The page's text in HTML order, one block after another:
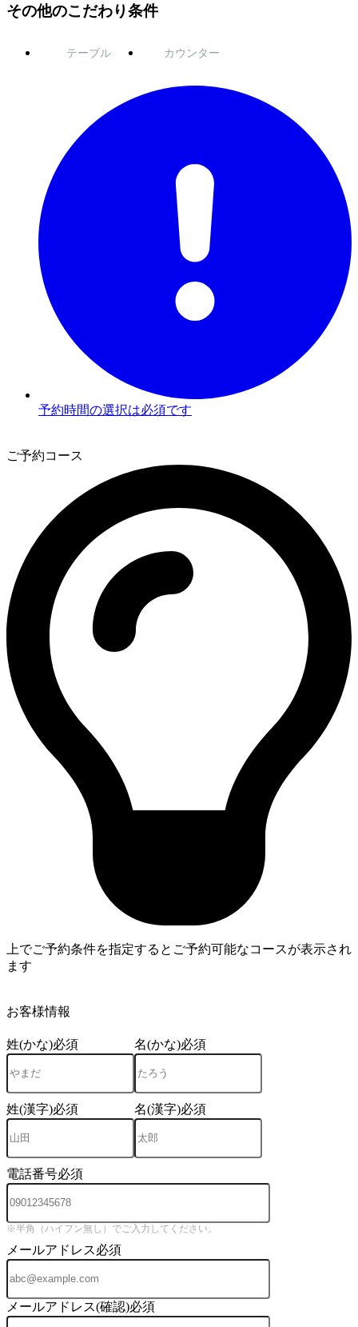
その他のこだわり条件
テーブル カウンター
予約時間の選択は必須です
ご予約コース
上でご予約条件を指定するとご予約可能なコースが表示され
ます
お客様情報
姓(かな)必須 名(かな)必須
姓(漢字)必須 名(漢字)必須
電話番号必須
※半角（ハイフン無し）でご入力してください。
メールアドレス必須
メールアドレス(確認)必須